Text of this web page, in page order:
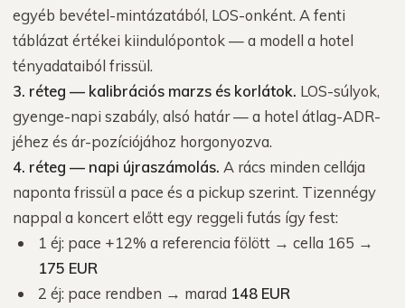
egyéb bevétel-mintázatából, LOS-onként. A fenti
táblázat értékei kiindulópontok — a modell a hotel
tényadataiból frissül.
3. réteg — kalibrációs marzs és korlátok. LOS-súlyok,
gyenge-napi szabály, alsó határ — a hotel átlag-ADR-
jéhez és ár-pozíciójához horgonyozva.
4. réteg — napi újraszámolás. A rács minden cellája
naponta frissül a pace és a pickup szerint. Tizennégy
nappal a koncert előtt egy reggeli futás így fest:
1 éj: pace +12% a referencia fölött → cella 165 →
175 EUR
2 éj: pace rendben → marad 148 EUR